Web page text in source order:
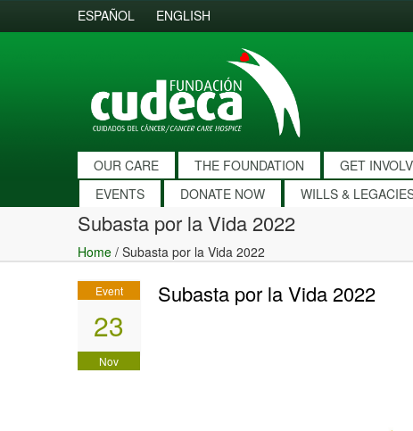
ESPAÑOL ENGLISH
OUR CARE THE FOUNDATION GET
EVENTS
DONATE NOW WILLS &
Subasta por la Vida 2022
Home / Subasta por la Vida 2022
Event
23
Nov
Subasta por la Vida 2022